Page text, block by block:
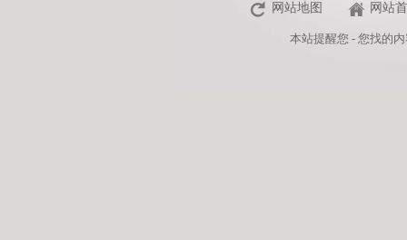
网站地图 网站
本站提醒您 - 您找的